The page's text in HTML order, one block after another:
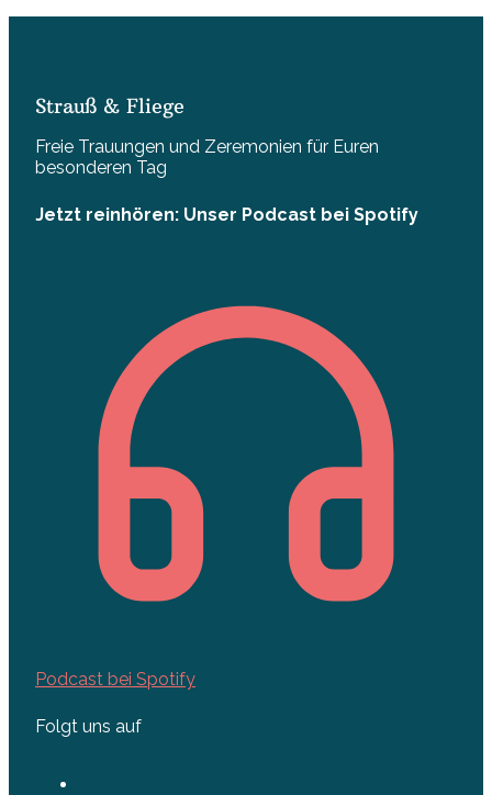
Strauß & Fliege
Freie Trauungen und Zeremonien für Euren
besonderen Tag
Jetzt reinhören: Unser Podcast bei Spotify
Podcast bei Spotify
Folgt uns auf